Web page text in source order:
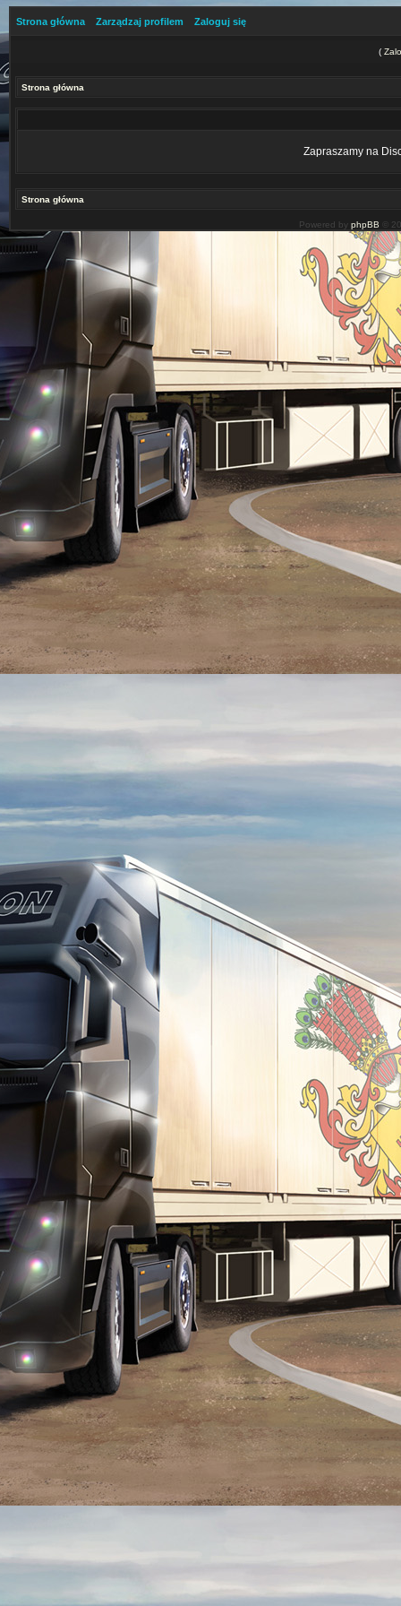
Strona główna Zarządzaj profilem Zaloguj się
(
Strona główna
Zapraszamy na
Strona główna
Powered by phpBB ©